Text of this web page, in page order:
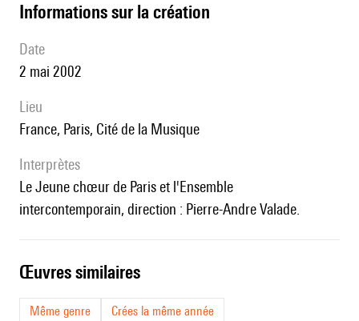
informations sur la création
date
2 mai 2002
lieu
France, Paris, Cité de la Musique
interprètes
le Jeune chœur de Paris et l'Ensemble
intercontemporain, direction : Pierre-Andre Valade.
œuvres similaires
Même genre
Crées la même année